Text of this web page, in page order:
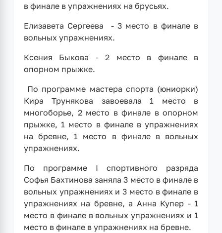
в финале в упражнениях на брусьях.
Елизавета Сергеева - 3 место в финале в
вольных упражнениях.
Ксения Быкова - 2 место в финале в
опорном прыжке.
По программе мастера спорта (юниорки)
Кира Трунякова завоевала 1 место в
многоборье, 2 место в финале в опорном
прыжке, 1 место в финале в упражнениях
на бревне, 1 место в финале в вольных
упражнениях.
По программе I спортивного разряда
Софья Бахтинова заняла 3 место в финале в
вольных упражнениях и 3 место в финале в
упражнениях на бревне, а Анна Купер - 1
место в финале в вольных упражнениях и 1
место в финале в упражнениях на бревне.